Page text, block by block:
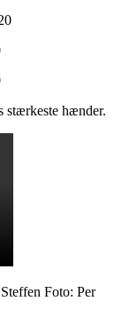
stærkeste hænder.
Foto: Per